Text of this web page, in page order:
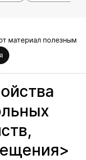
материал полезным